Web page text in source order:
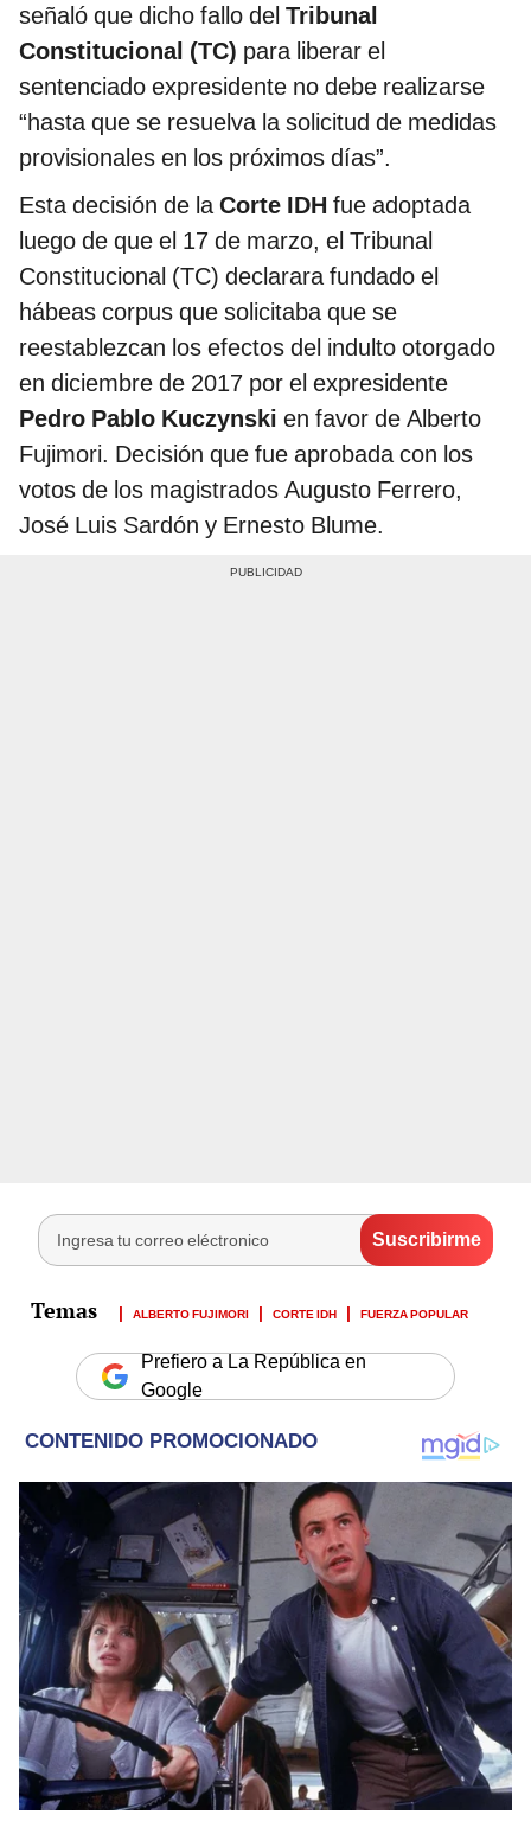
señaló que dicho fallo del Tribunal
Constitucional (TC) para liberar el
sentenciado expresidente no debe realizarse
“hasta que se resuelva la solicitud de medidas
provisionales en los próximos días”.
Esta decisión de laCorte IDH fue adoptada
luego de que el 17 de marzo, el Tribunal
Constitucional (TC) declarara fundado el
hábeas corpus que solicitaba que se
reestablezcan los efectos del indulto otorgado
en diciembre de 2017 por el expresidente
Pedro Pablo Kuczynski en favor de Alberto
Fujimori. Decisión que fue aprobada con los
votos de los magistrados Augusto Ferrero,
José Luis Sardón y Ernesto Blume.
ALBERTO FUJIMORI CORTE IDH FUERZA POPULAR
Prefiero a La República en
Google